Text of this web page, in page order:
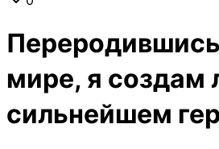
мире, я создам
сильнейшем